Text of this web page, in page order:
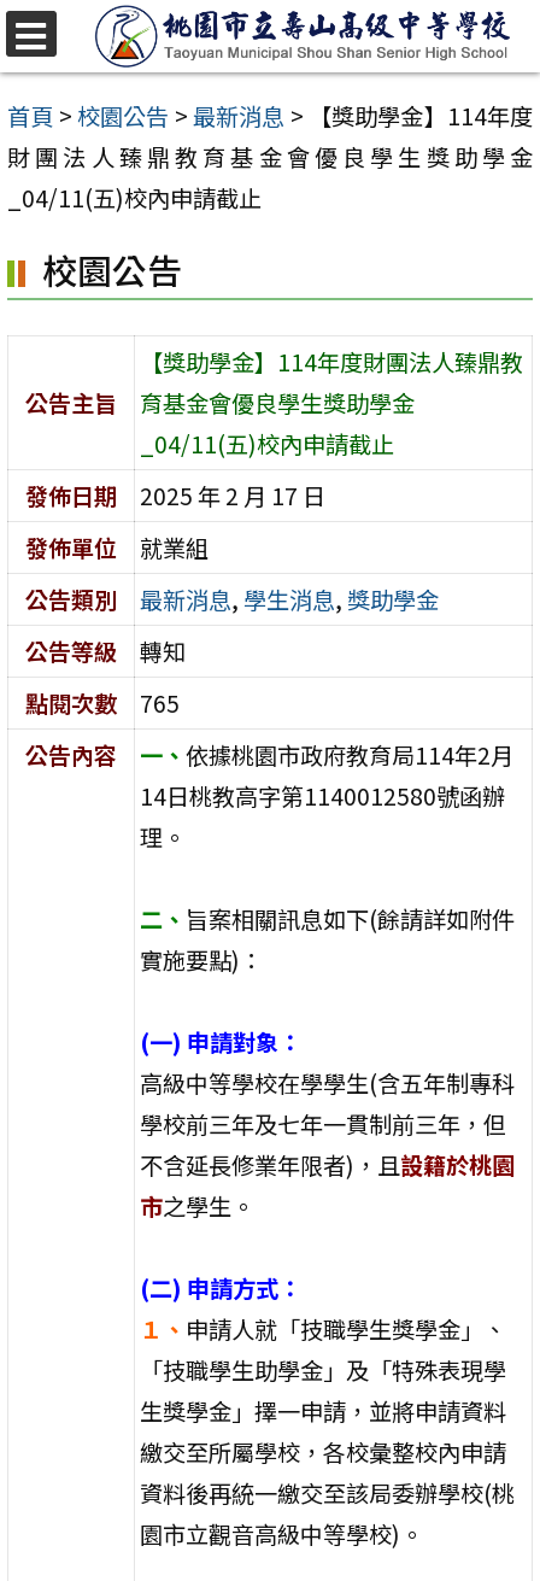
跳
至
主
要
區
首頁 >校園公告 >最新消息 >
【獎助學金】114年度
財團法人臻鼎教育基金會優良學生獎助學金
_04/11(五)校內申請截止
校園公告
公告主旨
【獎助學金】114年度財團法人臻鼎教
育基金會優良學生獎助學金
_04/11(五)校內申請截止
發佈日期
2025 年 2 月 17 日
發佈單位
就業組
公告類別
最新消息, 學生消息, 獎助學金
公告等級
轉知
點閱次數
765
公告內容
一、依據桃園市政府教育局114年2月
14日桃教高字第1140012580號函辦
理。
二、 旨案相關訊息如下(餘請詳如附件
實施要點)：
(一) 申請對象：
高級中等學校在學學生(含五年制專科
學校前三年及七年一貫制前三年，但
不含延長修業年限者)，且設籍於桃園
市之學生。
(二) 申請方式：
１、 申請人就「技職學生獎學金」、
「技職學生助學金」及「特殊表現學
生獎學金」擇一申請，並將申請資料
繳交至所屬學校，各校彙整校內申請
資料後再統一繳交至該局委辦學校(桃
園市立觀音高級中等學校)。
選
單